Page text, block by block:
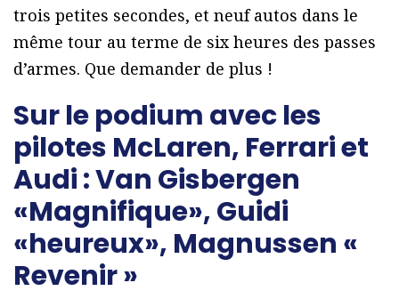
trois petites secondes, et neuf autos dans le
même tour au terme de six heures des passes
d’armes. Que demander de plus !
Sur le podium avec les
pilotes McLaren, Ferrari et
Audi : Van Gisbergen
«Magnifique», Guidi
«heureux», Magnussen «
Revenir »